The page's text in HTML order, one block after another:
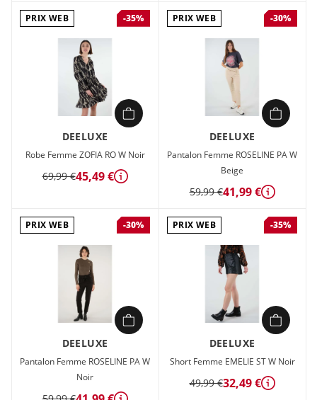
PRIX WEB -35%
DEELUXE
Robe Femme ZOFIA RO W Noir
69,99 €45,49 € Détails
PRIX WEB -30%
DEELUXE
Pantalon Femme ROSELINE PA W
Beige
59,99 €41,99 € Détails
PRIX WEB -30%
DEELUXE
Pantalon Femme ROSELINE PA W
Noir
PRIX WEB -35%
DEELUXE
Short Femme EMELIE ST W Noir
49,99 €32,49 € Détails